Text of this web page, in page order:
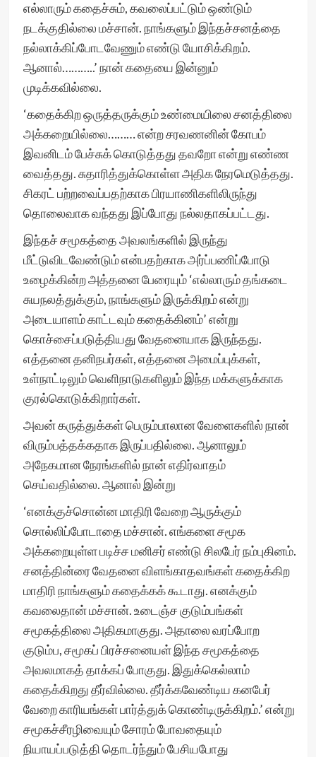
எல்லாரும் கதைச்சும், கவலைப்பட்டும் ஒண்டும்
நடக்குதில்லை மச்சான். நாங்களும் இந்தச்சனத்தை
நல்லாக்கிப்போடவேணும் எண்டு யோசிக்கிறம்.
ஆனால்………..’ நான் கதையை இன்னும்
முடிக்கவில்லை.
‘கதைக்கிற ஒருத்தருக்கும் உண்மையிலை சனத்திலை
அக்கறையில்லை……… என்ற சரவணனின் கோபம்
இவனிடம் பேச்சுக் கொடுத்தது தவறோ என்று எண்ண
வைத்தது. சுதாரித்துக்கொள்ள அதிக நேரமெடுத்தது.
சிகரட் பற்றவைப்பதற்காக பிரயாணிகளிலிருந்து
தொலைவாக வந்தது இப்போது நல்லதாகப்பட்டது.
இந்தச் சமூகத்தை அவலங்களில் இருந்து
மீட்டுவிடவேண்டும் என்பதற்காக அர்ப்பணிப்போடு
உழைக்கின்ற அத்தனை பேரையும் ‘எல்லாரும் தங்கடை
சுயநலத்துக்கும், நாங்களும் இருக்கிறம் என்று
அடையாளம் காட்டவும் கதைக்கினம்’ என்று
கொச்சைப்படுத்தியது வேதனையாக இருந்தது.
எத்தனை தனிநபர்கள், எத்தனை அமைப்புக்கள்,
உள்நாட்டிலும் வெளிநாடுகளிலும் இந்த மக்களுக்காக
குரல்கொடுக்கிறார்கள்.
அவன் கருத்துக்கள் பெரும்பாலான வேளைகளில் நான்
விரும்பத்தக்கதாக இருப்பதில்லை. ஆனாலும்
அநேகமான நேரங்களில் நான் எதிர்வாதம்
செய்வதில்லை. ஆனால் இன்று
‘எனக்குச்சொன்ன மாதிரி வேறை ஆருக்கும்
சொல்லிப்போடாதை மச்சான். எங்களை சமூக
அக்கறையுள்ள படிச்ச மனிசர் எண்டு சிலபேர் நம்புகினம்.
சனத்தின்ரை வேதனை விளங்காதவங்கள் கதைக்கிற
மாதிரி நாங்களும் கதைக்கக் கூடாது. எனக்கும்
கவலைதான் மச்சான். உடைஞ்ச குடும்பங்கள்
சமூகத்திலை அதிகமாகுது. அதாலை வரப்போற
குடும்ப, சமூகப் பிரச்சனையள் இந்த சமூகத்தை
அவலமாகத் தாக்கப் போகுது. இதுக்கெல்லாம்
கதைக்கிறது தீர்வில்லை. தீர்க்கவேண்டிய கனபேர்
வேறை காரியங்கள் பார்த்துக் கொண்டிருக்கிறம்.’ என்று
சமூகச்சீரழிவையும் சோரம் போவதையும்
நியாயப்படுத்தி தொடர்ந்தும் பேசியபோது